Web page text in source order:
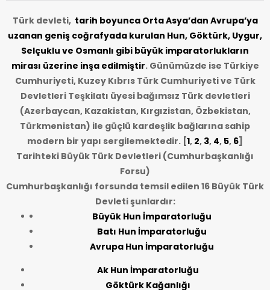
Türk devleti, tarih boyunca Orta Asya’dan Avrupa’ya
uzanan geniş coğrafyada kurulan Hun, Göktürk, Uygur,
Selçuklu ve Osmanlı gibi büyük imparatorlukların
mirası üzerine inşa edilmiştir. Günümüzde ise Türkiye
Cumhuriyeti, Kuzey Kıbrıs Türk Cumhuriyeti ve Türk
Devletleri Teşkilatı üyesi bağımsız Türk devletleri
(Azerbaycan, Kazakistan, Kırgızistan, Özbekistan,
Türkmenistan) ile güçlü kardeşlik bağlarına sahip
modern bir yapı sergilemektedir. [1, 2, 3, 4, 5, 6]
Tarihteki Büyük Türk Devletleri (Cumhurbaşkanlığı
Forsu)
Cumhurbaşkanlığı forsunda temsil edilen 16 Büyük Türk
Devleti şunlardır:
Büyük Hun İmparatorluğu
Batı Hun İmparatorluğu
Avrupa Hun İmparatorluğu
Ak Hun İmparatorluğu
Göktürk Kağanlığı